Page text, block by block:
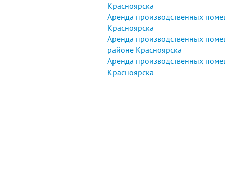
Красноярска
Аренда производственных
Красноярска
Аренда производственных
районе Красноярска
Аренда производственных
Красноярска